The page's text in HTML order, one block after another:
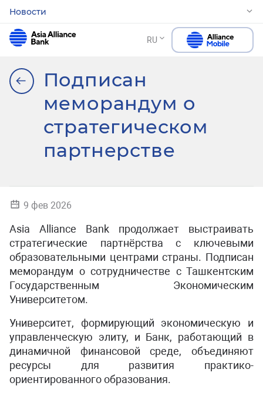
Новости
RU
Подписан
меморандум о
стратегическом
партнерстве
9 фев 2026
Asia Alliance Bank продолжает выстраивать
стратегические партнёрства с ключевыми
образовательными центрами страны. Подписан
меморандум о сотрудничестве с Ташкентским
Государственным Экономическим
Университетом.
Университет, формирующий экономическую и
управленческую элиту, и Банк, работающий в
динамичной финансовой среде, объединяют
ресурсы для развития практико-
ориентированного образования.